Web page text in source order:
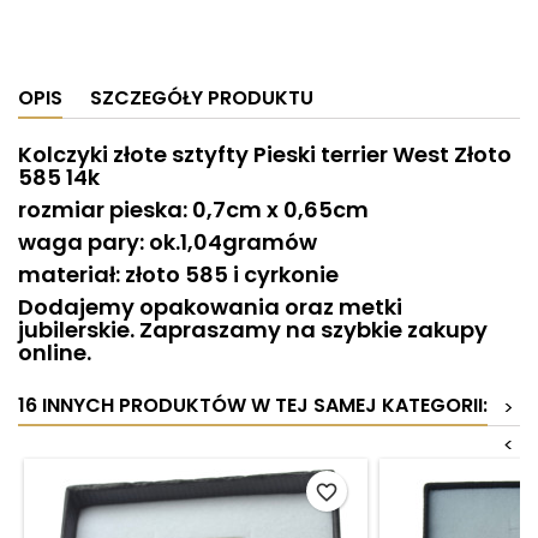
OPIS SZCZEGÓŁY PRODUKTU
Kolczyki złote sztyfty Pieski terrier West Złoto
585 14k
rozmiar pieska: 0,7cm x 0,65cm
waga pary: ok.1,04gramów
materiał: złoto 585 i cyrkonie
Dodajemy opakowania oraz metki
jubilerskie. Zapraszamy na szybkie zakupy
online.
16 INNYCH PRODUKTÓW W TEJ SAMEJ KATEGORII:
>
<
favorite_border